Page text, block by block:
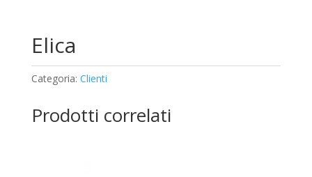
Elica
Categoria: Clienti
Prodotti correlati